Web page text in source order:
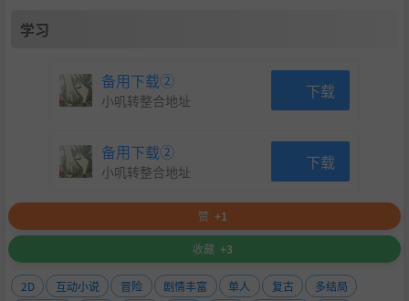
游戏中片头片尾小动画的配音是我本人以及几位友情帮忙的
亲友配置的，我们不是专业声优还请各位多多包涵啦~~
学习
备用下载②
小叽转整合地址 下载
备用下载②
小叽转整合地址 下载
赞 +1
收藏 +3
2D 互动小说 冒险 剧情丰富 单人 复古
多结局